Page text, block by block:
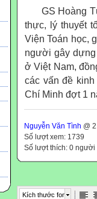
GS Hoàng
thực, lý thuyết
Viện Toán học,
người gây
ở Việt Nam,
các vấn đề
Chí Minh đợt 1
Nguyễn Văn Tình @
Số lượt xem: 1739
Số lượt thích: 0 người
Kích thước font